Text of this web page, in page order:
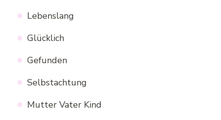
Lebenslang
Glücklich
Gefunden
Selbstachtung
Mutter Vater Kind